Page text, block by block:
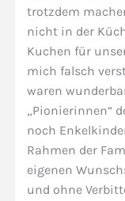
trotzdem
nicht in der
Kuchen für
mich falsch
waren
„Pionierinnen“
noch
Rahmen der
eigenen
und ohne